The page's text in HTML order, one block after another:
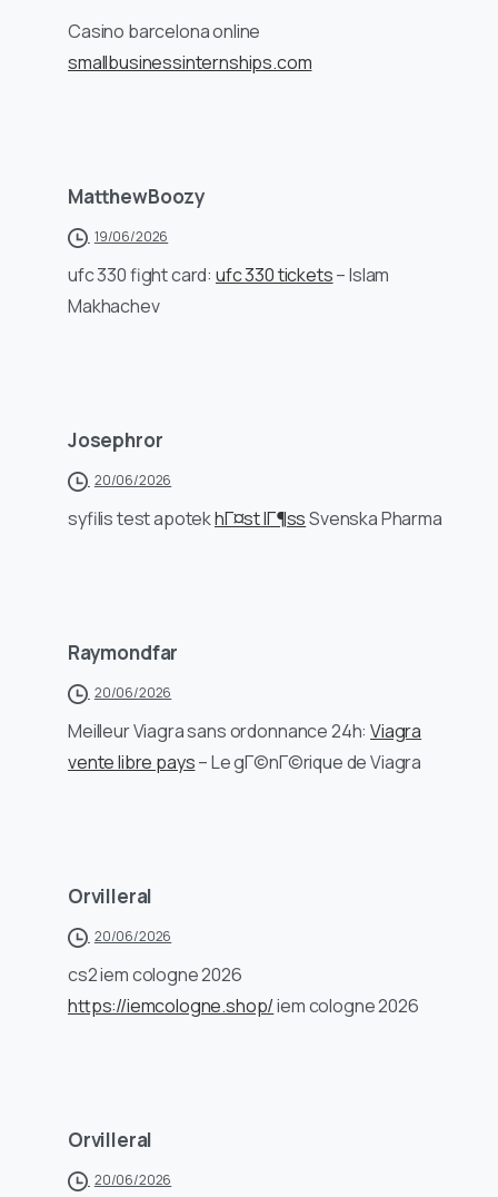
Casino barcelona online
smallbusinessinternships.com
MatthewBoozy
19/06/2026
ufc 330 fight card: ufc 330 tickets– Islam
Makhachev
Josephror
20/06/2026
syfilis test apotekhГ¤st lГ¶ssSvenska Pharma
Raymondfar
20/06/2026
Meilleur Viagra sans ordonnance 24h:Viagra
vente libre pays– Le gГ©nГ©rique de Viagra
Orvilleral
20/06/2026
cs2 iem cologne 2026
https://iemcologne.shop/iem cologne 2026
Orvilleral
20/06/2026